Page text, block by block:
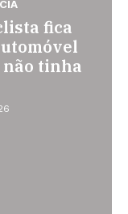
mais
10
fica
não tinha
a
de Mato